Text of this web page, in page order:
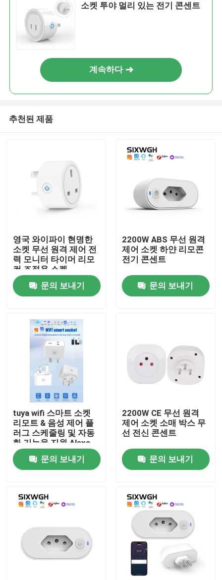
집
제품
우리에 대하여
공장 여행
품질 관리
연락주세요
와이파이 스마트 스위치
소켓 투야 멀리 있는 전기 콘센트
계속하다
추천된 제품
영국 와이파이 현명한
소켓 무선 원격 제어 전
력 모니터 타이머 리모
컨 조절용 소켓
문의 보내기
2200W ABS 무선 원격
제어 소켓 하얀 리모콘
전기 콘센트
문의 보내기
tuya wifi 스마트 소켓
리모트 & 음성 제어 플
러그 스케줄링 및 자동
화 기능을 지원 Alexa
음성 제어
문의 보내기
2200W CE 무선 원격
제어 소켓 소매 박스 무
선 전신 콘센트
문의 보내기